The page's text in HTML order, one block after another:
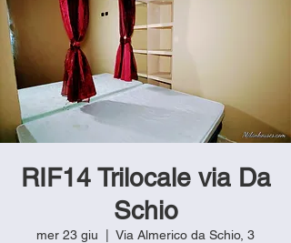
RIF14 Trilocale via Da
Schio
mer 23 giu Via Almerico da Schio, 3